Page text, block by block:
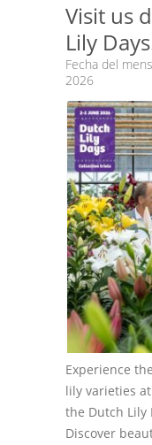
Visit us
Lily
Fecha del
2026
Experience
lily varieties
the Dutch Lily
Discover